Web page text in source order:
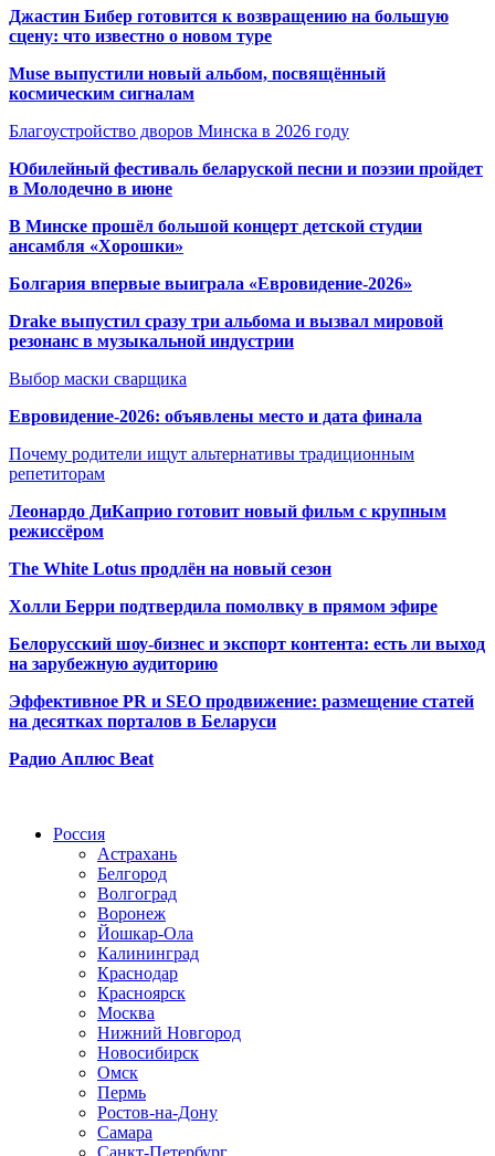
Джастин Бибер готовится к возвращению на большую
сцену: что известно о новом туре
Muse выпустили новый альбом, посвящённый
космическим сигналам
Благоустройство дворов Минска в 2026 году
Юбилейный фестиваль беларуской песни и поэзии пройдет
в Молодечно в июне
В Минске прошёл большой концерт детской студии
ансамбля «Хорошки»
Болгария впервые выиграла «Евровидение-2026»
Drake выпустил сразу три альбома и вызвал мировой
резонанс в музыкальной индустрии
Выбор маски сварщика
Евровидение-2026: объявлены место и дата финала
Почему родители ищут альтернативы традиционным
репетиторам
Леонардо ДиКаприо готовит новый фильм с крупным
режиссёром
The White Lotus продлён на новый сезон
Холли Берри подтвердила помолвку в прямом эфире
Белорусский шоу-бизнес и экспорт контента: есть ли выход
на зарубежную аудиторию
Эффективное PR и SEO продвижение: размещение статей
на десятках порталов в Беларуси
Радио Аплюс Beat
Россия
Астрахань
Белгород
Волгоград
Воронеж
Йошкар-Ола
Калининград
Краснодар
Красноярск
Москва
Нижний Новгород
Новосибирск
Омск
Пермь
Ростов-на-Дону
Самара
Санкт-Петербург